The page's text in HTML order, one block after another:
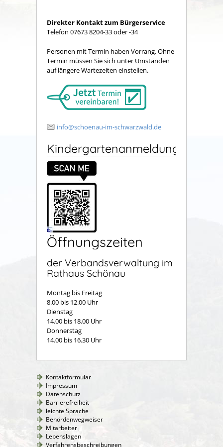
Direkter Kontakt zum Bürgerservice
Telefon 07673 8204-33 oder -34
Personen mit Termin haben Vorrang. Ohne
Termin müssen Sie sich unter Umständen
auf längere Wartezeiten einstellen.
info@schoenau-im-schwarzwald.de
Kindergartenanmeldung
Öffnungszeiten
der Verbandsverwaltung im
Rathaus Schönau
Montag bis Freitag
8.00 bis 12.00 Uhr
Dienstag
14.00 bis 18.00 Uhr
Donnerstag
14.00 bis 16.30 Uhr
Kontaktformular
Impressum
Datenschutz
Barrierefreiheit
leichte Sprache
Behördenwegweiser
Mitarbeiter
Lebenslagen
Verfahrensbeschreibungen